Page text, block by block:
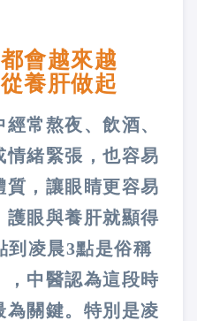
會越來越
養肝做起
常熬夜、飲酒、
情緒緊張，也容易
質，讓眼睛更容易
護眼與養肝就顯得
到凌晨3點是俗稱
，中醫認為這段時
為關鍵。特別是凌